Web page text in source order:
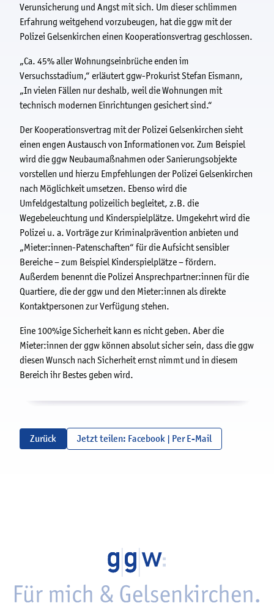
Verunsicherung und Angst mit sich. Um dieser schlimmen
Erfahrung weitgehend vorzubeugen, hat die ggw mit der
Polizei Gelsenkirchen einen Kooperationsvertrag geschlossen.
„Ca. 45% aller Wohnungseinbrüche enden im
Versuchsstadium,“ erläutert ggw-Prokurist Stefan Eismann,
„In vielen Fällen nur deshalb, weil die Wohnungen mit
technisch modernen Einrichtungen gesichert sind.“
Der Kooperationsvertrag mit der Polizei Gelsenkirchen sieht
einen engen Austausch von Informationen vor. Zum Beispiel
wird die ggw Neubaumaßnahmen oder Sanierungsobjekte
vorstellen und hierzu Empfehlungen der Polizei Gelsenkirchen
nach Möglichkeit umsetzen. Ebenso wird die
Umfeldgestaltung polizeilich begleitet, z.B. die
Wegebeleuchtung und Kinderspielplätze. Umgekehrt wird die
Polizei u. a. Vorträge zur Kriminalprävention anbieten und
„Mieter:innen-Patenschaften“ für die Aufsicht sensibler
Bereiche – zum Beispiel Kinderspielplätze – fördern.
Außerdem benennt die Polizei Ansprechpartner:innen für die
Quartiere, die der ggw und den Mieter:innen als direkte
Kontaktpersonen zur Verfügung stehen.
Eine 100%ige Sicherheit kann es nicht geben. Aber die
Mieter:innen der ggw können absolut sicher sein, dass die ggw
diesen Wunsch nach Sicherheit ernst nimmt und in diesem
Bereich ihr Bestes geben wird.
Zurück Jetzt teilen: Facebook | Per E-Mail